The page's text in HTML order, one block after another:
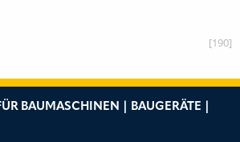
[190]
BAUMASCHINEN | BAUGERÄTE |